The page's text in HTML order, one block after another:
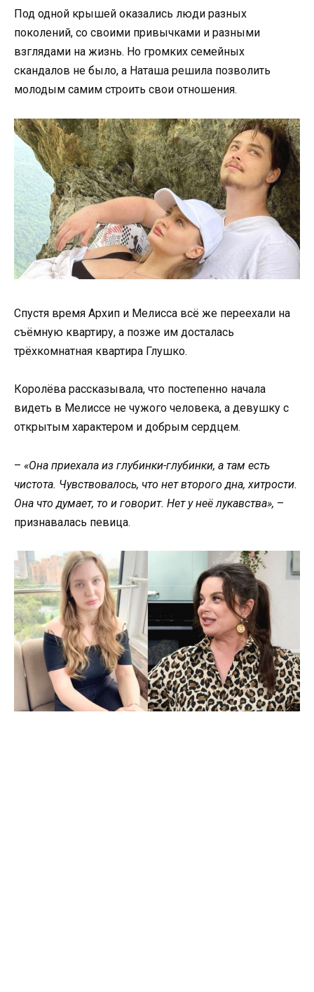
Под одной крышей оказались люди разных
поколений, со своими привычками и разными
взглядами на жизнь. Но громких семейных
скандалов не было, а Наташа решила позволить
молодым самим строить свои отношения.
Спустя время Архип и Мелисса всё же переехали на
съёмную квартиру, а позже им досталась
трёхкомнатная квартира Глушко.
Королёва рассказывала, что постепенно начала
видеть в Мелиссе не чужого человека, а девушку с
открытым характером и добрым сердцем.
– «Она приехала из глубинки-глубинки, а там есть
чистота. Чувствовалось, что нет второго дна, хитрости.
Она что думает, то и говорит. Нет у неё лукавства», –
признавалась певица.